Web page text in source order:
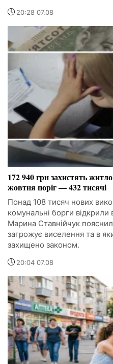
20:28 07.08
172 940 грн захистять
жовтня поріг — 432 тисячі
Понад 108 тисяч нових
комунальні борги відкрили
Марина Ставнійчук
загрожує виселення та в
захищено законом.
20:04 07.08